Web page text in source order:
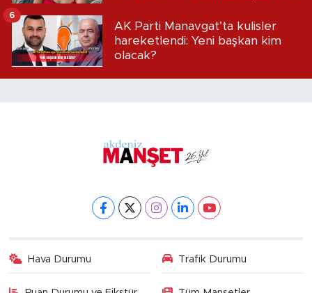
AK Parti Manavgat’ta kulisler
hareketlendi: Yeni başkan kim
olacak?
6
Hava Durumu Trafik Durumu